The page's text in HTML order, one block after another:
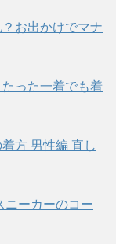
お出かけでマナ
った一着でも着
方 男性編 直し
ニーカーのコー